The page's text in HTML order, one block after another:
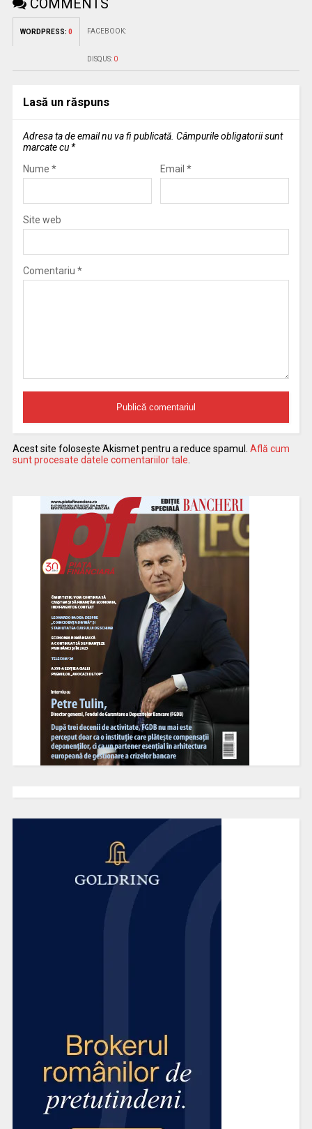
COMMENTS
WORDPRESS: 0 FACEBOOK:
DISQUS: 0
Lasă un răspuns
Adresa ta de email nu va fi publicată. Câmpurile obligatorii sunt
marcate cu *
Nume * Email *
Site web
Comentariu *
Acest site folosește Akismet pentru a reduce spamul. Află cum
sunt procesate datele comentariilor tale